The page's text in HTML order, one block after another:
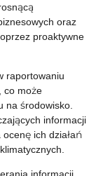
oraz
proaktywne
raportowaniu
co może
na środowisko.
informacji
ich działań